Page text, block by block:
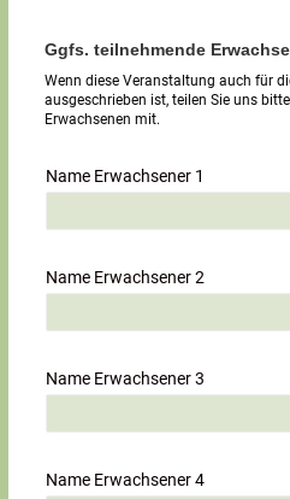
Ggfs. teilnehmende
Wenn diese Veranstaltung auch für
ausgeschrieben ist, teilen Sie uns
Erwachsenen mit.
Name Erwachsener 1
Name Erwachsener 2
Name Erwachsener 3
Name Erwachsener 4